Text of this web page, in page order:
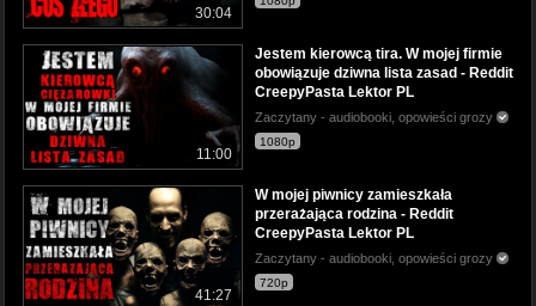
30:04
11:00
Jestem kierowcą tira. W mojej firmie
obowiązuje dziwna lista zasad - Reddit
CreepyPasta Lektor PL
Zaczytany - audiobooki, opowieści grozy
1080p
41:27
W mojej piwnicy zamieszkała
przerażająca rodzina - Reddit
CreepyPasta Lektor PL
Zaczytany - audiobooki, opowieści grozy
720p